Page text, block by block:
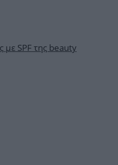
με SPF της beauty